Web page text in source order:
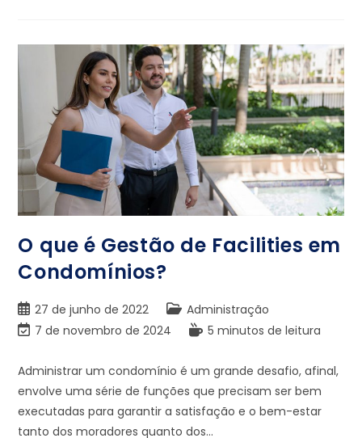
O que é Gestão de Facilities em
Condomínios?
27 de junho de 2022
Administração
7 de novembro de 2024
5 minutos de leitura
Administrar um condomínio é um grande desafio, afinal,
envolve uma série de funções que precisam ser bem
executadas para garantir a satisfação e o bem-estar
tanto dos moradores quanto dos…